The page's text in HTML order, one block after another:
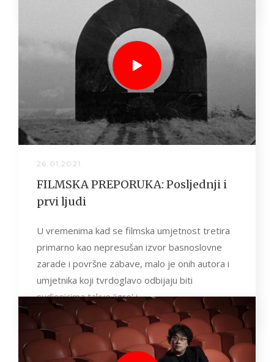
26.01.2021.
FILMSKA PREPORUKA: Posljednji i
prvi ljudi
U vremenima kad se filmska umjetnost tretira
primarno kao nepresušan izvor basnoslovne
zarade i površne zabave, malo je onih autora i
umjetnika koji tvrdoglavo odbijaju biti
sudionicima takve 'igre' i...